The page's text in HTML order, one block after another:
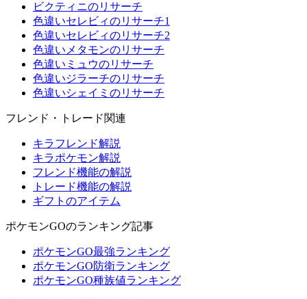
ビクティニのリサーチ
色違いセレビィのリサーチ1
色違いセレビィのリサーチ2
色違いメタモンのリサーチ
色違いミュウのリサーチ
色違いジラーチのリサーチ
色違いシェイミのリサーチ
フレンド・トレード関連
キラフレンド解説
キラポケモン解説
フレンド機能の解説
トレード機能の解説
ギフトのアイテム
ポケモンGOのランキング記事
ポケモンGO最強ランキング
ポケモンGO防衛ランキング
ポケモンGO種族値ランキング